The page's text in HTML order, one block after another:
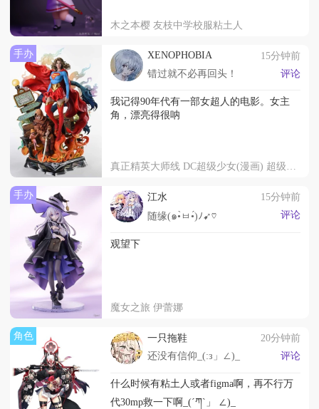
木之本樱 友枝中学校服粘土人
手办 XENOPHOBIA
15分钟前
错过就不必再回头！
评论
我记得90年代有一部女超人的电影。女主
角，漂亮得很呐
手办 江水
15分钟前
随缘(๑•̀ㅂ•́)ﾉ➹♡
评论
观望下
魔女之旅 伊蕾娜
角色 一只拖鞋
20分钟前
还没有信仰_(:з」∠)_
评论
什么时候有粘土人或者figma啊，再不行万
代30mp救一下啊_(´ཀ`」 ∠)_